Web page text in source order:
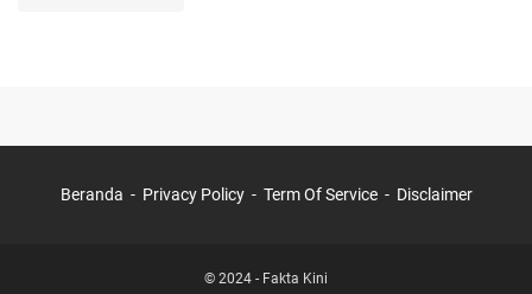
Beranda Privacy Policy Term Of Service Disclaimer
© 2024 - Fakta Kini